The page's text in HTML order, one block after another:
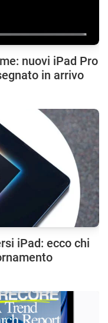
nuovi iPad Pro
in arrivo
iPad: ecco chi